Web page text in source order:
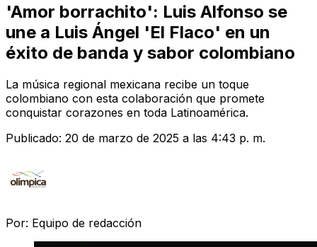
'Amor borrachito': Luis Alfonso se
une a Luis Ángel 'El Flaco' en un
éxito de banda y sabor colombiano
La música regional mexicana recibe un toque
colombiano con esta colaboración que promete
conquistar corazones en toda Latinoamérica.
Publicado: 20 de marzo de 2025 a las 4:43 p. m.
Por: Equipo de redacción